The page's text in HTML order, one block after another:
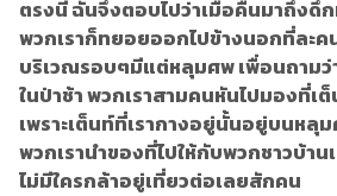
ตรงนี้ ฉันจึงตอบไปว่าเมื่อคืนมาถึงดึก
พวกเราก็ทยอยออกไปข้างนอกที่ละค
บริเวณรอบๆมีแต่หลุมศพ เพื่อนถามว่
ในป่าช้า พวกเราสามคนหันไปมองที่
เพราะเต็นท์ที่เรากางอยู่นั้นอยู่บนหลุ
พวกเรานำของที่ไปให้กับพวกชาวบ้า
ไม่มีใครกล้าอยู่เที่ยวต่อเลยสักคน